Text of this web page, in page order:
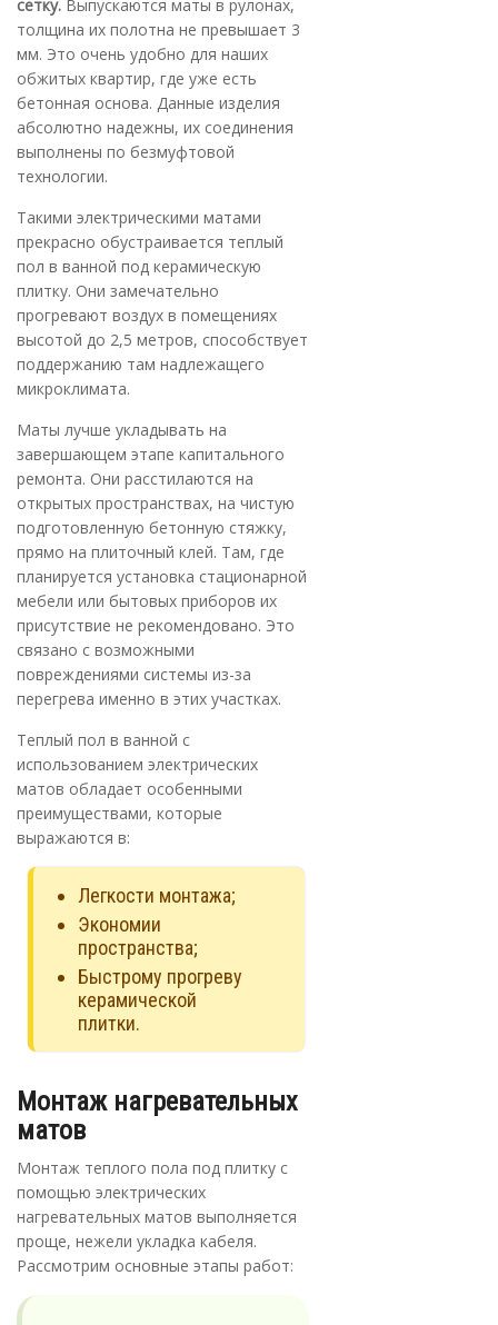
сетку. Выпускаются маты в рулонах,
толщина их полотна не превышает 3
мм. Это очень удобно для наших
обжитых квартир, где уже есть
бетонная основа. Данные изделия
абсолютно надежны, их соединения
выполнены по безмуфтовой
технологии.
Такими электрическими матами
прекрасно обустраивается теплый
пол в ванной под керамическую
плитку. Они замечательно
прогревают воздух в помещениях
высотой до 2,5 метров, способствует
поддержанию там надлежащего
микроклимата.
Маты лучше укладывать на
завершающем этапе капитального
ремонта. Они расстилаются на
открытых пространствах, на чистую
подготовленную бетонную стяжку,
прямо на плиточный клей. Там, где
планируется установка стационарной
мебели или бытовых приборов их
присутствие не рекомендовано. Это
связано с возможными
повреждениями системы из-за
перегрева именно в этих участках.
Теплый пол в ванной с
использованием электрических
матов обладает особенными
преимуществами, которые
выражаются в:
Легкости монтажа;
Экономии
пространства;
Быстрому прогреву
керамической
плитки.
Монтаж нагревательных
матов
Монтаж теплого пола под плитку с
помощью электрических
нагревательных матов выполняется
проще, нежели укладка кабеля.
Рассмотрим основные этапы работ: